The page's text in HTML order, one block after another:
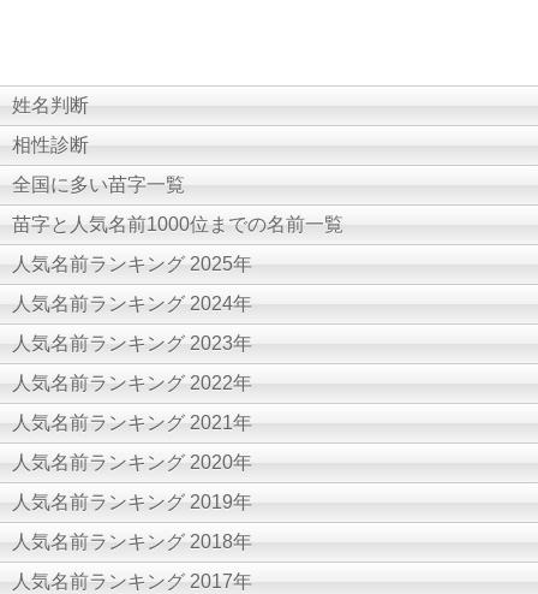
姓名判断
相性診断
全国に多い苗字一覧
苗字と人気名前1000位までの名前一覧
人気名前ランキング 2025年
人気名前ランキング 2024年
人気名前ランキング 2023年
人気名前ランキング 2022年
人気名前ランキング 2021年
人気名前ランキング 2020年
人気名前ランキング 2019年
人気名前ランキング 2018年
人気名前ランキング 2017年